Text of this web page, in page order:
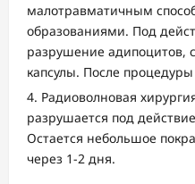
малотравматичным
образованиями. Под
разрушение адипоцитов,
капсулы. После
Радиоволновая
разрушается под
Остается небольшое
через 1-2 дня.